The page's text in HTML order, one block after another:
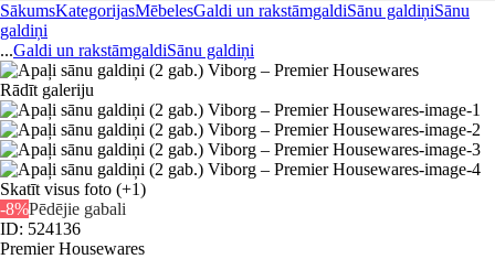
SākumsKategorijasMēbelesGaldi un rakstāmgaldiSānu galdiņiSānu
galdiņi
...Galdi un rakstāmgaldiSānu galdiņi
Rādīt galeriju
Skatīt visus foto (+1)
-8%Pēdējie gabali
ID: 524136
Premier Housewares